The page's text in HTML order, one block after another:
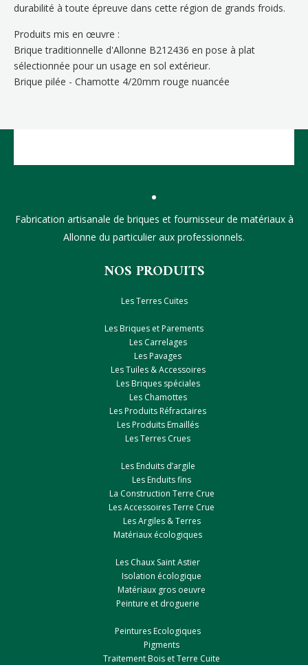
durabilité à toute épreuve dans cette région de grands froids.
Produits mis en œuvre :
Brique traditionnelle d'Allonne B212436 en pose à plat
sélectionnée pour un usage en sol extérieur.
Brique pilée - Chamotte 4/20mm rouge nuancée
Fabrication artisanale de briques et fournisseur de matériaux à
Allonne du particulier aux professionnels.
NOS PRODUITS
Les Terres Cuites
Les Briques et Parements
Les Carrelages
Les Pavages
Les Tuiles & Accessoires
Les Briques spéciales
Les Chamottes
Les Produits Réfractaires
Les Produits Emaillés
Les Terres Crues
Les Enduits d’argile
Les Enduits fins
La Construction Terre Crue
Les Accessoires Terre Crue
Les Argiles & Terres
Matériaux écologiques
Les Chaux Saint Astier
Isolation écologique
Matériaux gros oeuvre
Peinture et droguerie
Peintures Ecologiques
Pigments
Traitement Bois et Terre Cuite